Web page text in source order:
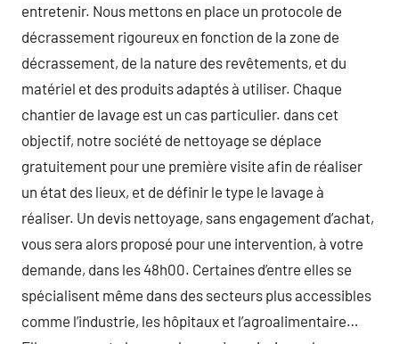
entretenir. Nous mettons en place un protocole de
décrassement rigoureux en fonction de la zone de
décrassement, de la nature des revêtements, et du
matériel et des produits adaptés à utiliser. Chaque
chantier de lavage est un cas particulier. dans cet
objectif, notre société de nettoyage se déplace
gratuitement pour une première visite afin de réaliser
un état des lieux, et de définir le type le lavage à
réaliser. Un devis nettoyage, sans engagement d’achat,
vous sera alors proposé pour une intervention, à votre
demande, dans les 48h00. Certaines d’entre elles se
spécialisent même dans des secteurs plus accessibles
comme l’industrie, les hôpitaux et l’agroalimentaire…